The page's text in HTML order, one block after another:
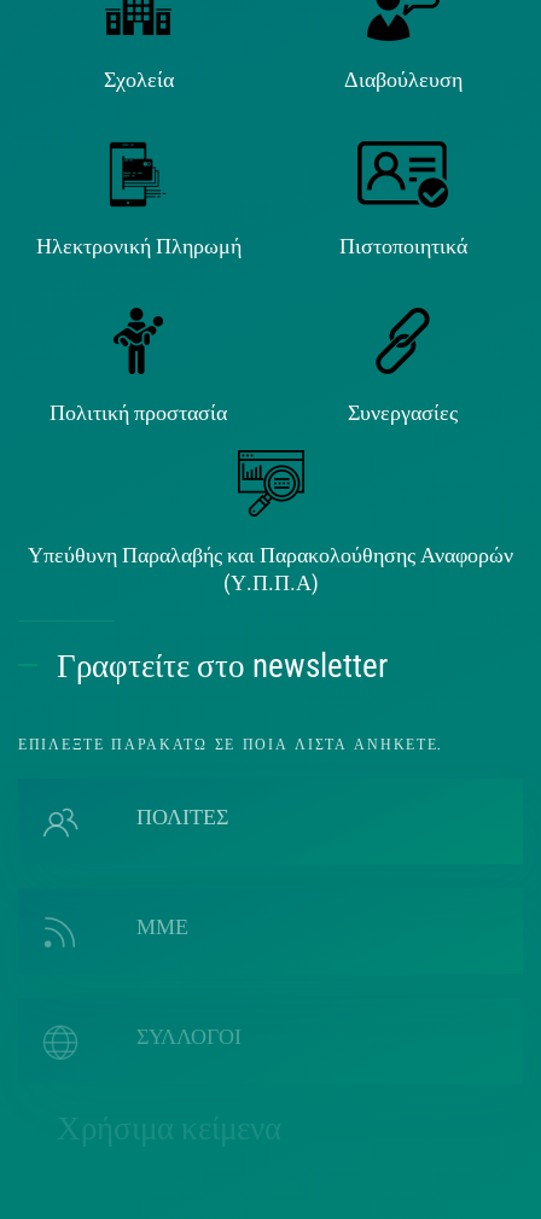
Σχολεία Διαβούλευση
Ηλεκτρονική Πληρωμή Πιστοποιητικά
Πολιτική προστασία Συνεργασίες
Υπεύθυνη Παραλαβής και Παρακολούθησης Αναφορών
(Υ.Π.Π.Α)
Γραφτείτε στο newsletter
ΕΠΙΛΈΞΤΕ ΠΑΡΑΚΆΤΩ ΣΕ ΠΟΙΑ ΛΊΣΤΑ ΑΝΉΚΕΤΕ.
ΠΟΛΙΤΕΣ
ΜΜΕ
ΣΥΛΛΟΓΟΙ
Χρήσιμα κείμενα